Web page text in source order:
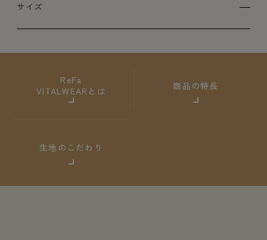
サイズ
ReFa
VITALWEARとは
商品の特長
生地のこだわり